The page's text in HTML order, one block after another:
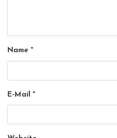
Name *
E-Mail *